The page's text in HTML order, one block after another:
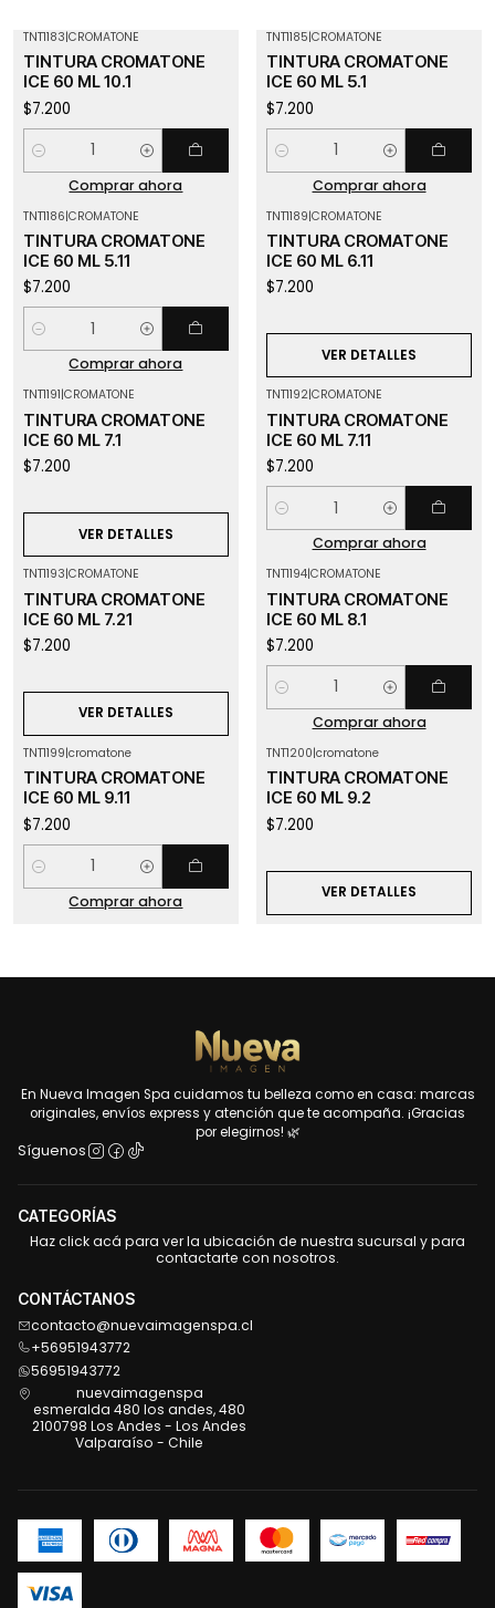
TNT1183|CROMATONE
TINTURA CROMATONE
ICE 60 ML 10.1
$7.200
Cantidad
Comprar ahora
TNT1185|CROMATONE
TINTURA CROMATONE
ICE 60 ML 5.1
$7.200
Cantidad
Comprar ahora
TNT1186|CROMATONE
TINTURA CROMATONE
ICE 60 ML 5.11
$7.200
Cantidad
Comprar ahora
TNT1189|CROMATONE
TINTURA CROMATONE
ICE 60 ML 6.11
$7.200
VER DETALLES
TNT1191|CROMATONE
TINTURA CROMATONE
ICE 60 ML 7.1
$7.200
VER DETALLES
TNT1192|CROMATONE
TINTURA CROMATONE
ICE 60 ML 7.11
$7.200
Cantidad
Comprar ahora
TNT1193|CROMATONE
TINTURA CROMATONE
ICE 60 ML 7.21
$7.200
VER DETALLES
TNT1194|CROMATONE
TINTURA CROMATONE
ICE 60 ML 8.1
$7.200
Cantidad
Comprar ahora
TNT1199|cromatone
TINTURA CROMATONE
ICE 60 ML 9.11
$7.200
Cantidad
Comprar ahora
TNT1200|cromatone
TINTURA CROMATONE
ICE 60 ML 9.2
$7.200
VER DETALLES
En Nueva Imagen Spa cuidamos tu belleza como en casa: marcas
originales, envíos express y atención que te acompaña. ¡Gracias
por elegirnos! 🌿
Síguenos
CATEGORÍAS
Haz click acá para ver la ubicación de nuestra sucursal y para
contactarte con nosotros.
CONTÁCTANOS
contacto@nuevaimagenspa.cl
+56951943772
56951943772
nuevaimagenspa
esmeralda 480 los andes, 480
2100798 Los Andes - Los Andes
Valparaíso - Chile